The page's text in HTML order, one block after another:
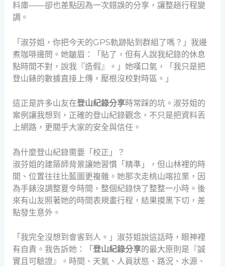
料庫——卻也差點因為一次錯誤的分享，讓整趟行程變
調。
「淑芬姐，你把今天的GPS軌跡貼到群組了嗎？」我邊
煮咖啡邊問。她皺眉：「貼了，但有人說我紀錄的休息
點時間不對，說我『造假』。」她嘆口氣，「我只是把
登山錶的數據直接上傳，壓根沒校對時區。」
這正是許多山友在登山紀錄分享時常踩的坑。淑芬姐的
案例讓我想到，正確的登山紀錄觀念，不只是把資料丟
上網路，更關乎大家的安全與信任。
為什麼登山紀錄需要「校正」？
淑芬姐的建築師背景讓她習慣「精準」，但山林裡的時
間、位置往往比藍圖更複雜。她那次走桃山喀拉業，因
為手錶沒調整夏令時間，整個紀錄快了整整一小時。後
來有山友照著她的時間表規畫行程，結果摸黑下切，差
點發生意外。
「我完全沒想到會害到人。」淑芬姐說這話時，眼神裡
有自責。我告訴她：「 登山紀錄分享的最大原則是『誠
實且可驗證』。時間、天氣、人員狀態、路況、水源、